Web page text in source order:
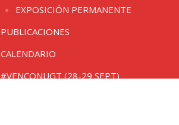
EXPOSICIÓN PERMANENTE
PUBLICACIONES
CALENDARIO
#VENCONUGT (28-29 SEPT)